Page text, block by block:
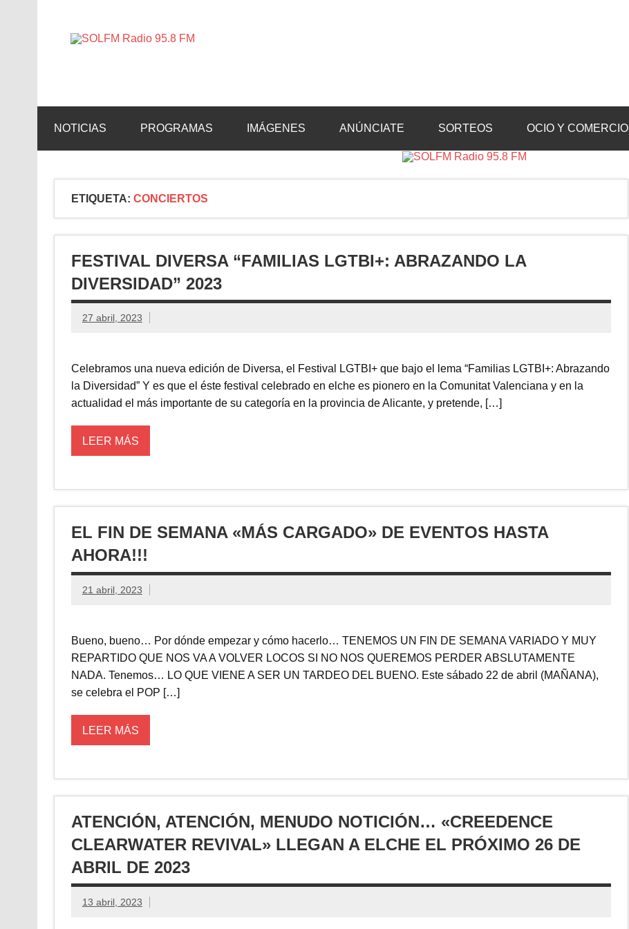
NOTICIAS PROGRAMAS IMÁGENES ANÚNCIATE SORTEOS OCIO Y COMERCIO
ETIQUETA: CONCIERTOS
FESTIVAL DIVERSA “FAMILIAS LGTBI+: ABRAZANDO LA
DIVERSIDAD” 2023
27 abril, 2023
Celebramos una nueva edición de Diversa, el Festival LGTBI+ que bajo el lema “Familias LGTBI+: Abrazando
la Diversidad” Y es que el éste festival celebrado en elche es pionero en la Comunitat Valenciana y en la
actualidad el más importante de su categoría en la provincia de Alicante, y pretende, […]
LEER MÁS
EL FIN DE SEMANA «MÁS CARGADO» DE EVENTOS HASTA
AHORA!!!
21 abril, 2023
Bueno, bueno… Por dónde empezar y cómo hacerlo… TENEMOS UN FIN DE SEMANA VARIADO Y MUY
REPARTIDO QUE NOS VA A VOLVER LOCOS SI NO NOS QUEREMOS PERDER ABSLUTAMENTE
NADA. Tenemos… LO QUE VIENE A SER UN TARDEO DEL BUENO. Este sábado 22 de abril (MAÑANA),
se celebra el POP […]
LEER MÁS
ATENCIÓN, ATENCIÓN, MENUDO NOTICIÓN… «CREEDENCE
CLEARWATER REVIVAL» LLEGAN A ELCHE EL PRÓXIMO 26 DE
ABRIL DE 2023
13 abril, 2023